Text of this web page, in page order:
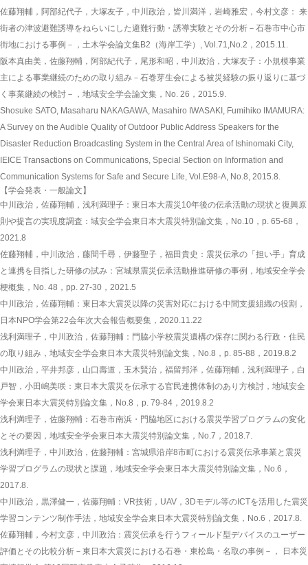
佐藤翔輔，阿部紀代子，大塚友子，中川政治，皆川満洋，岩崎雅宏，今村文彦： 来
街者の津波避難誘導をねらいにした避難行動・誘導実験とその分析－石巻市中心市
街地における事例－，土木学会論文集B2（海岸工学）, Vol.71,No.2，2015.11.
阪本真由美，佐藤翔輔，阿部紀代子，尾形和昭，中川政治，大塚友子：小規模事業
主による事業継続のための取り組み－石巻芽生会による被災経験の振り返りに基づ
く事業継続の検討－，地域安全学会論文集，No. 26，2015.9.
Shosuke SATO, Masaharu NAKAGAWA, Masahiro IWASAKI, Fumihiko IMAMURA:
A Survey on the Audible Quality of Outdoor Public Address Speakers for the
Disaster Reduction Broadcasting System in the Central Area of Ishinomaki City,
IEICE Transactions on Communications, Special Section on Information and
Communication Systems for Safe and Secure Life, Vol.E98-A, No.8, 2015.8.
【学会発表・一般論文】
中川政治，佐藤翔輔，浅利満理子：東日本大震災10年後の伝承活動の現状と復興原
則や提言の実現度調査：域安全学会東日本大震災特別論文集，No.10，p. 65-68，
2021.8
佐藤翔輔，中川政治，藤間千尋，伊藤聖子，福田貴史：震災伝承の「担い手」育成
と連携を目指した研修の試み：宮城県震災伝承活動推進研修の事例，地域安全学会
梗概集，No. 48，pp. 27-30，2021.5
中川政治，佐藤翔輔：東日本大震災以降の災害対応における中間支援組織の役割，
日本NPO学会第22会年次大会報告概要集，2020.11.22
浅利満理子，中川政治，佐藤翔輔：門脇小学校震災遺構の保存に関わる行政・住民
の取り組み，地域安全学会東日本大震災特別論文集，No.8，p. 85-88，2019.8.2
中川政治，平井邦彦，山口壽道，玉木賢治，福留邦洋，佐藤翔輔，浅利満理子，白
戸智，小田嶋美咲：東日本大震災を伝承する官民連携体制のあり方検討，地域安全
学会東日本大震災特別論文集，No.8，p. 79-84，2019.8.2
浅利満理子，佐藤翔輔：石巻市南浜・門脇地区における震災学習プログラムの変化
とその要因，地域安全学会東日本大震災特別論文集，No.7，2018.7.
浅利満理子，中川政治，佐藤翔輔：宮城県沿岸8市町における震災伝承事業と震災
学習プログラムの現状と課題，地域安全学会東日本大震災特別論文集，No.6，
2017.8.
中川政治，黒澤健一，佐藤翔輔：VR技術，UAV，3Dモデル等のICTを活用した震災
学習コンテンツ制作手法，地域安全学会東日本大震災特別論文集，No.6，2017.8.
佐藤翔輔，今村文彦，中川政治：震災伝承を行うフィールド型デバイスのユーザー
評価とその比較分析－東日本大震災における石巻・東松島・名取の事例－， 日本災